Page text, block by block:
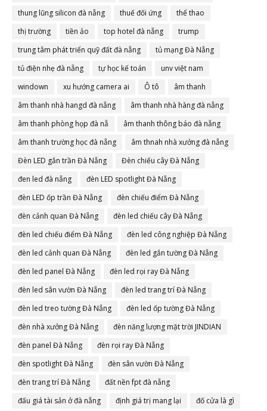
thung lũng silicon đà nẵng
thuế đối ứng
thể thao
thị trường
tiền ảo top hotel đà nẵng
trump
trung tâm phát triển quỹ đất đà nẵng
tủ mạng Đà Nẵng
tủ điện nhẹ đà nẵng
tự học kế toán
unv việt nam
windown
xu hướng camera ai Ô tô
âm thanh
âm thanh nhà hangd đà nẵng
âm thanh nhà hàng đà nẵng
âm thanh phòng họp đà nẵ
âm thanh thông báo đà nẵng
âm thanh trường học đà nẵng
âm thnah nhà xưởng đà nẵng
Đèn LED gắn trần Đà Nẵng
Đèn chiếu cây Đà Nẵng
đen led đà nẵng
đèn LED spotlight Đà Nẵng
đèn LED ốp trần Đà Nẵng
đèn chiếu điểm Đà Nẵng
đèn cảnh quan Đà Nẵng
đèn led chiếu cây Đà Nẵng
đèn led chiếu điểm Đà Nẵng
đèn led công nghiệp Đà Nẵng
đèn led cảnh quan Đà Nẵng
đèn led gắn tường Đà Nẵng
đèn led panel Đà Nẵng
đèn led rọi ray Đà Nẵng
đèn led sân vườn Đà Nẵng
đèn led trang trí Đà Nẵng
đèn led treo tường Đà Nẵng
đèn led ốp tường Đà Nẵng
đèn nhà xưởng Đà Nẵng
đèn năng lượng mặt trời JINDIAN
đèn panel Đà Nẵng
đèn rọi ray Đà Nẵng
đèn spotlight Đà Nẵng
đèn sân vườn Đà Nẵng
đèn trang trí Đà Nẵng
đất nền fpt đà nẵng
đấu giá tài sản ở đà nẵng
định giá trị mang lại
đố cửa là gì